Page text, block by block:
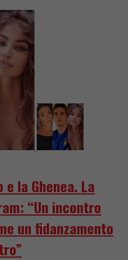
la Ghenea. La
“Un incontro
un fidanzamento